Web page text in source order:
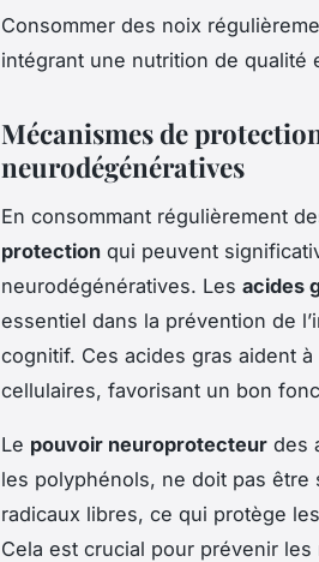
Consommer des noix
intégrant une nutrition de qualité
Mécanismes de
neurodégénératives
En consommant régulièrement
protection qui peuvent
neurodégénératives. Les acides
essentiel dans la prévention de
cognitif. Ces acides gras aident
cellulaires, favorisant un bon
Le pouvoir neuroprotecteur des
les polyphénols, ne doit pas
radicaux libres, ce qui protège
Cela est crucial pour prévenir les